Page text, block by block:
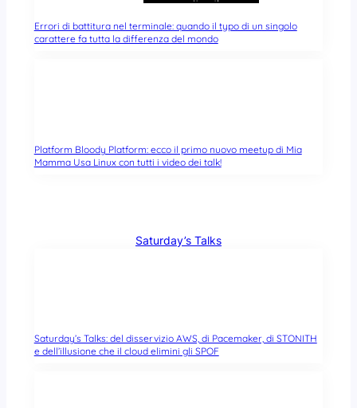
Errori di battitura nel terminale: quando il typo di un singolo
carattere fa tutta la differenza del mondo
Platform Bloody Platform: ecco il primo nuovo meetup di Mia
Mamma Usa Linux con tutti i video dei talk!
Saturday’s Talks
Saturday’s Talks: del disservizio AWS, di Pacemaker, di STONITH
e dell’illusione che il cloud elimini gli SPOF